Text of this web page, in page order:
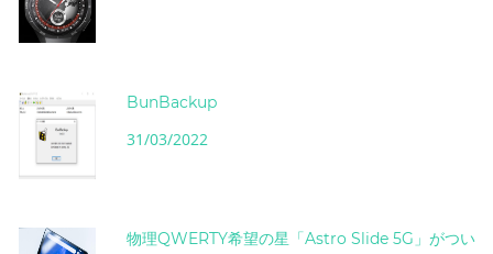
BunBackup
31/03/2022
物理QWERTY希望の星「Astro Slide 5G」がつい